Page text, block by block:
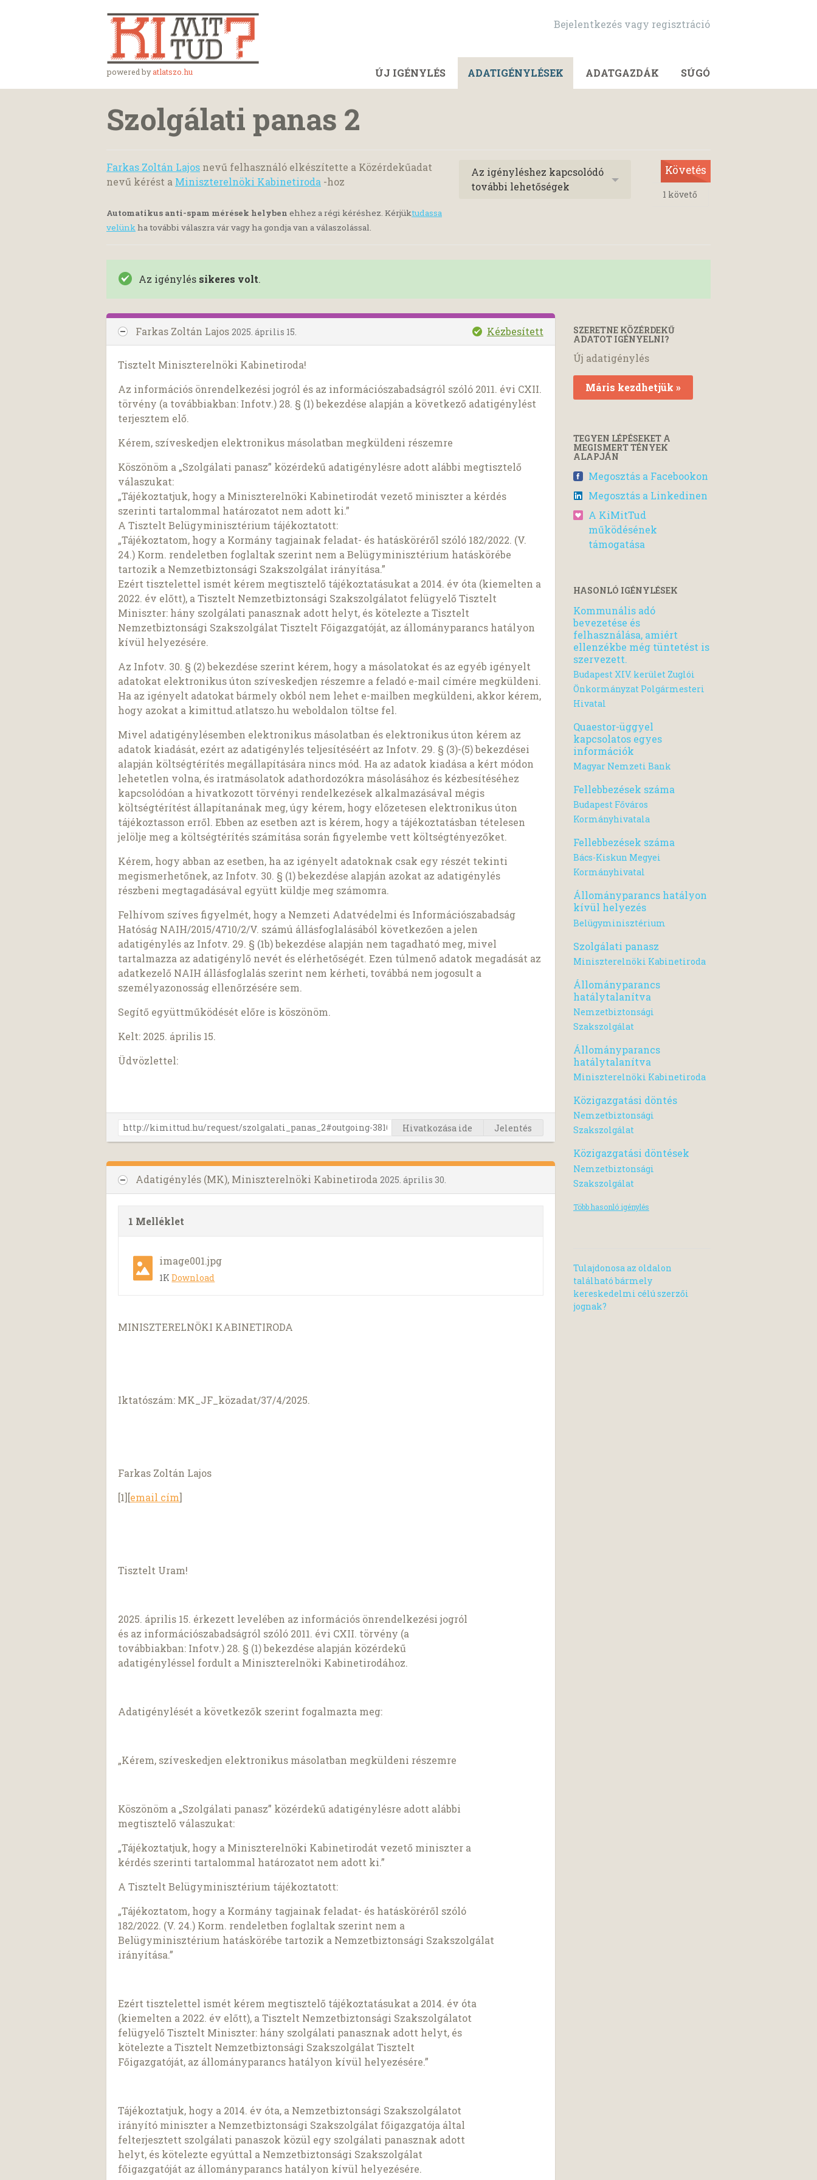
powered byatlatszo.hu
Bejelentkezés vagy regisztráció
ÚJ IGÉNYLÉS ADATIGÉNYLÉSEK ADATGAZDÁK SÚGÓ
Szolgálati panas 2
Farkas Zoltán Lajos nevű felhasználó elkészítette a Közérdekűadat
nevű kérést a Miniszterelnöki Kabinetiroda -hoz
Automatikus anti-spam mérések helyben ehhez a régi kéréshez. Kérjüktudassa
velünkha további válaszra vár vagy ha gondja van a válaszolással.
Az igényléshez kapcsolódó
további lehetőségek
Követés
1 követő
Az igénylés sikeres volt.
Farkas Zoltán Lajos 2025. április 15. Kézbesített
Tisztelt Miniszterelnöki Kabinetiroda!
Az információs önrendelkezési jogról és az információszabadságról szóló 2011. évi CXII.
törvény (a továbbiakban: Infotv.) 28. § (1) bekezdése alapján a következő adatigénylést
terjesztem elő.
Kérem, szíveskedjen elektronikus másolatban megküldeni részemre
Köszönöm a „Szolgálati panasz” közérdekű adatigénylésre adott alábbi megtisztelő
válaszukat:
„Tájékoztatjuk, hogy a Miniszterelnöki Kabinetirodát vezető miniszter a kérdés
szerinti tartalommal határozatot nem adott ki.”
A Tisztelt Belügyminisztérium tájékoztatott:
„Tájékoztatom, hogy a Kormány tagjainak feladat- és hatásköréről szóló 182/2022. (V.
24.) Korm. rendeletben foglaltak szerint nem a Belügyminisztérium hatáskörébe
tartozik a Nemzetbiztonsági Szakszolgálat irányítása.”
Ezért tisztelettel ismét kérem megtisztelő tájékoztatásukat a 2014. év óta (kiemelten a
2022. év előtt), a Tisztelt Nemzetbiztonsági Szakszolgálatot felügyelő Tisztelt
Miniszter: hány szolgálati panasznak adott helyt, és kötelezte a Tisztelt
Nemzetbiztonsági Szakszolgálat Tisztelt Főigazgatóját, az állományparancs hatályon
kívül helyezésére.
Az Infotv. 30. § (2) bekezdése szerint kérem, hogy a másolatokat és az egyéb igényelt
adatokat elektronikus úton szíveskedjen részemre a feladó e-mail címére megküldeni.
Ha az igényelt adatokat bármely okból nem lehet e-mailben megküldeni, akkor kérem,
hogy azokat a kimittud.atlatszo.hu weboldalon töltse fel.
Mivel adatigénylésemben elektronikus másolatban és elektronikus úton kérem az
adatok kiadását, ezért az adatigénylés teljesítéséért az Infotv. 29. § (3)-(5) bekezdései
alapján költségtérítés megállapítására nincs mód. Ha az adatok kiadása a kért módon
lehetetlen volna, és iratmásolatok adathordozókra másolásához és kézbesítéséhez
kapcsolódóan a hivatkozott törvényi rendelkezések alkalmazásával mégis
költségtérítést állapítanának meg, úgy kérem, hogy előzetesen elektronikus úton
tájékoztasson erről. Ebben az esetben azt is kérem, hogy a tájékoztatásban tételesen
jelölje meg a költségtérítés számítása során figyelembe vett költségtényezőket.
Kérem, hogy abban az esetben, ha az igényelt adatoknak csak egy részét tekinti
megismerhetőnek, az Infotv. 30. § (1) bekezdése alapján azokat az adatigénylés
részbeni megtagadásával együtt küldje meg számomra.
Felhívom szíves figyelmét, hogy a Nemzeti Adatvédelmi és Információszabadság
Hatóság NAIH/2015/4710/2/V. számú állásfoglalásából következően a jelen
adatigénylés az Infotv. 29. § (1b) bekezdése alapján nem tagadható meg, mivel
tartalmazza az adatigénylő nevét és elérhetőségét. Ezen túlmenő adatok megadását az
adatkezelő NAIH állásfoglalás szerint nem kérheti, továbbá nem jogosult a
személyazonosság ellenőrzésére sem.
Segítő együttműködését előre is köszönöm.
Kelt: 2025. április 15.
Üdvözlettel:
Hivatkozása ide Jelentés
Adatigénylés (MK), Miniszterelnöki Kabinetiroda 2025. április 30.
1 Melléklet
image001.jpg
1KDownload
MINISZTERELNÖKI KABINETIRODA
Iktatószám: MK_JF_közadat/37/4/2025.
Farkas Zoltán Lajos
[1][email cím]
Tisztelt Uram!
2025. április 15. érkezett levelében az információs önrendelkezési jogról
és az információszabadságról szóló 2011. évi CXII. törvény (a
továbbiakban: Infotv.) 28. § (1) bekezdése alapján közérdekű
adatigényléssel fordult a Miniszterelnöki Kabinetirodához.
Adatigénylését a következők szerint fogalmazta meg:
„Kérem, szíveskedjen elektronikus másolatban megküldeni részemre
Köszönöm a „Szolgálati panasz” közérdekű adatigénylésre adott alábbi
megtisztelő válaszukat:
„Tájékoztatjuk, hogy a Miniszterelnöki Kabinetirodát vezető miniszter a
kérdés szerinti tartalommal határozatot nem adott ki.”
A Tisztelt Belügyminisztérium tájékoztatott:
„Tájékoztatom, hogy a Kormány tagjainak feladat- és hatásköréről szóló
182/2022. (V. 24.) Korm. rendeletben foglaltak szerint nem a
Belügyminisztérium hatáskörébe tartozik a Nemzetbiztonsági Szakszolgálat
irányítása.”
Ezért tisztelettel ismét kérem megtisztelő tájékoztatásukat a 2014. év óta
(kiemelten a 2022. év előtt), a Tisztelt Nemzetbiztonsági Szakszolgálatot
felügyelő Tisztelt Miniszter: hány szolgálati panasznak adott helyt, és
kötelezte a Tisztelt Nemzetbiztonsági Szakszolgálat Tisztelt
Főigazgatóját, az állományparancs hatályon kívül helyezésére.”
Tájékoztatjuk, hogy a 2014. év óta, a Nemzetbiztonsági Szakszolgálatot
irányító miniszter a Nemzetbiztonsági Szakszolgálat főigazgatója által
felterjesztett szolgálati panaszok közül egy szolgálati panasznak adott
helyt, és kötelezte egyúttal a Nemzetbiztonsági Szakszolgálat
főigazgatóját az állományparancs hatályon kívül helyezésére.
SZERETNE KÖZÉRDEKŰ
ADATOT IGÉNYELNI?
Új adatigénylés
Máris kezdhetjük »
TEGYEN LÉPÉSEKET A
MEGISMERT TÉNYEK
ALAPJÁN
Megosztás a Facebookon
Megosztás a Linkedinen
A KiMitTud
működésének
támogatása
HASONLÓ IGÉNYLÉSEK
Kommunális adó
bevezetése és
felhasználása, amiért
ellenzékbe még tüntetést is
szervezett.
Budapest XIV. kerület Zuglói
Önkormányzat Polgármesteri
Hivatal
Quaestor-üggyel
kapcsolatos egyes
információk
Magyar Nemzeti Bank
Fellebbezések száma
Budapest Főváros
Kormányhivatala
Fellebbezések száma
Bács-Kiskun Megyei
Kormányhivatal
Állományparancs hatályon
kívül helyezés
Belügyminisztérium
Szolgálati panasz
Miniszterelnöki Kabinetiroda
Állományparancs
hatálytalanítva
Nemzetbiztonsági
Szakszolgálat
Állományparancs
hatálytalanítva
Miniszterelnöki Kabinetiroda
Közigazgatási döntés
Nemzetbiztonsági
Szakszolgálat
Közigazgatási döntések
Nemzetbiztonsági
Szakszolgálat
Több hasonló igénylés
Tulajdonosa az oldalon
található bármely
kereskedelmi célú szerzői
jognak?